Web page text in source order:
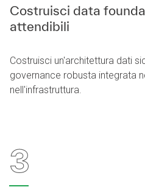
Costruisci data
attendibili
Costruisci un'architettura dati
governance robusta integrata
nell'infrastruttura.
3